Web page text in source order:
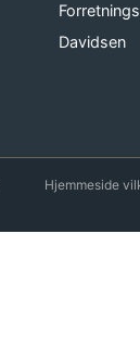
Davidsen
Hjemmeside